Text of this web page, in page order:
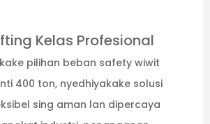
Kelas Profesional
pilihan beban safety wiwit
400 ton, nyedhiyakake solusi
sing aman lan dipercaya